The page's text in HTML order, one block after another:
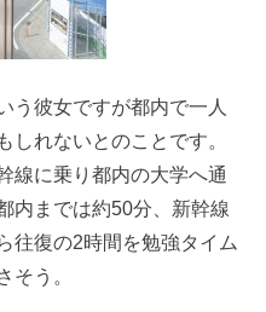
う彼女ですが都内で一人
しれないとのことです。
線に乗り都内の大学へ通
内までは約50分、新幹線
往復の2時間を勉強タイム
そう。